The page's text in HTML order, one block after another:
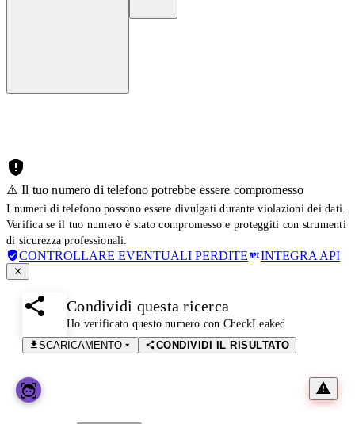
⚠️ Il tuo numero di telefono potrebbe essere compromesso
I numeri di telefono possono essere divulgati durante violazioni dei dati.
Verifica se il tuo numero è stato compromesso e proteggiti con strumenti
di sicurezza professionali.
CONTROLLARE EVENTUALI PERDITE INTEGRA API
Condividi questa ricerca
Ho verificato questo numero con CheckLeaked
SCARICAMENTO
CONDIVIDI IL RISULTATO